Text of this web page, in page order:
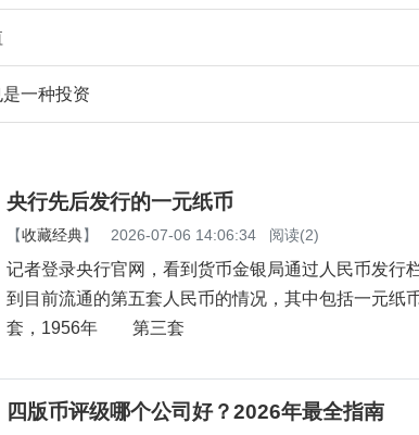
一种投资
央行先后发行的一元纸币
【收藏经典】 2026-07-06 14:06:34 阅读(2)
记者登录央行官网，看到货币金银局通过人民币发行
到目前流通的第五套人民币的情况，其中包括一
套，1956年 第三套
四版币评级哪个公司好？2026年最全指南